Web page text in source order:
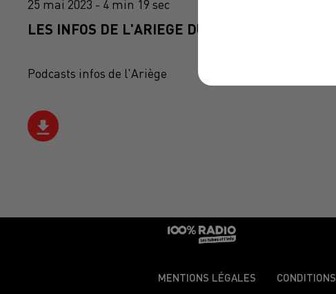
25 mai 2023 - 4 min 19 sec
LES INFOS DE L'ARIEGE DU 25/05/2023 À 07H59
Podcasts infos de l'Ariège
MENTIONS LÉGALES